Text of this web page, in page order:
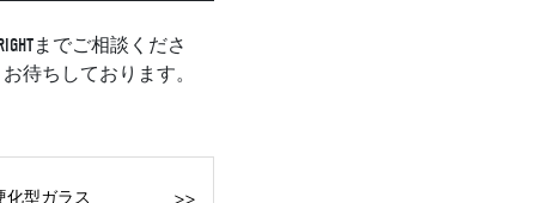
までご相談くださ
待ちしております。
化型ガラス